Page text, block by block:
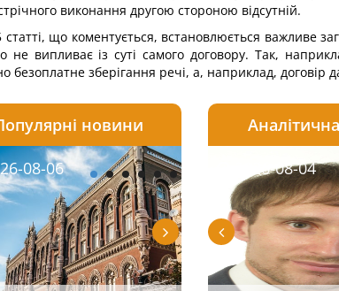
виконання другою стороною відсутній.
що коментується, встановлюється важливе
не випливає із суті самого договору. Так,
безоплатне зберігання речі, а, наприклад, договір
новини
08-06 2026-08-06
2026-08-03 2026-08-04
2026-08-